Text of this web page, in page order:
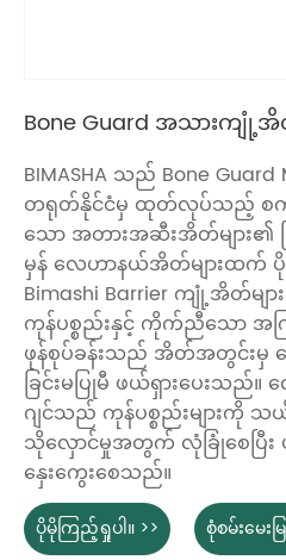
Bone Guard အသားကျုံ့အိ
BIMASHA သည် Bone Guard
တရုတ်နိုင်ငံမှ ထုတ်လုပ်သည့် စက်ရုံ
သော အတားအဆီးအိတ်များ၏
မှန် လေဟာနယ်အိတ်များထက်
Bimashi Barrier ကျုံ့အိတ်မျ
ကုန်ပစ္စည်းနှင့် ကိုက်ညီသော အ
ဖုန်စုပ်ခန်းသည် အိတ်အတွင်း
ခြင်းမပြုမီ ဖယ်ရှားပေးသည်။
ဂျင်သည် ကုန်ပစ္စည်းများကို
သိုလှောင်မှုအတွက် လုံခြုံစေပြီး
နှေးကွေးစေသည်။
ပိုမိုကြည့်ရှုပါ။ >> စုံစမ်းမေးမ